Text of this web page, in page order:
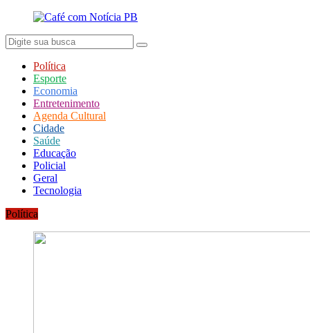
Política
Esporte
Economia
Entretenimento
Agenda Cultural
Cidade
Saúde
Educação
Policial
Geral
Tecnologia
Política